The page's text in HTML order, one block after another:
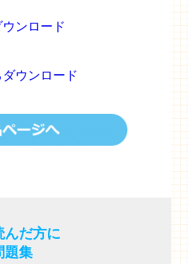
ンロード
ウンロード
んだ方に
題集